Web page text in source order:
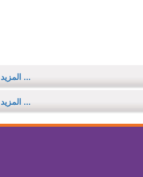
... المزيد
... المزيد